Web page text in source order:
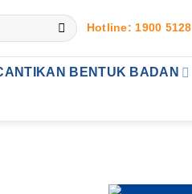
Hotline: 1900 5128
BENTUK BADAN